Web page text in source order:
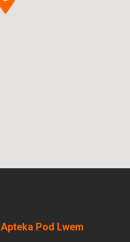
Apteka Pod Lwem